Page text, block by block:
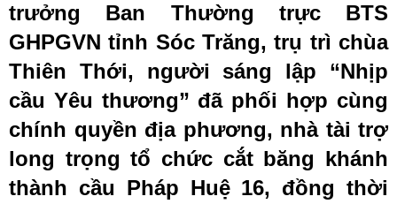
trưởng Ban Thường trực BTS
GHPGVN tỉnh Sóc Trăng, trụ trì chùa
Thiên Thới, người sáng lập “Nhịp
cầu Yêu thương” đã phối hợp cùng
chính quyền địa phương, nhà tài trợ
long trọng tổ chức cắt băng khánh
thành cầu Pháp Huệ 16, đồng thời